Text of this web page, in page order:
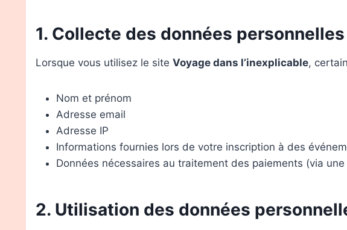
1. Collecte des données personnelles
Lorsque vous utilisez le site Voyage dans l’inexplicable,
Nom et prénom
Adresse email
Adresse IP
Informations fournies lors de votre inscription à des
Données nécessaires au traitement des paiements (via
2. Utilisation des données